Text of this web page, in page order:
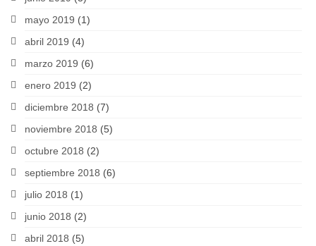
mayo 2019 (1)
abril 2019 (4)
marzo 2019 (6)
enero 2019 (2)
diciembre 2018 (7)
noviembre 2018 (5)
octubre 2018 (2)
septiembre 2018 (6)
julio 2018 (1)
junio 2018 (2)
abril 2018 (5)